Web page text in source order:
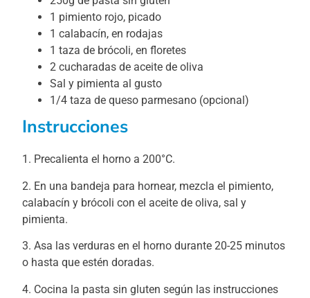
1 pimiento rojo, picado
1 calabacín, en rodajas
1 taza de brócoli, en floretes
2 cucharadas de aceite de oliva
Sal y pimienta al gusto
1/4 taza de queso parmesano (opcional)
Instrucciones
1. Precalienta el horno a 200°C.
2. En una bandeja para hornear, mezcla el pimiento,
calabacín y brócoli con el aceite de oliva, sal y
pimienta.
3. Asa las verduras en el horno durante 20-25 minutos
o hasta que estén doradas.
4. Cocina la pasta sin gluten según las instrucciones